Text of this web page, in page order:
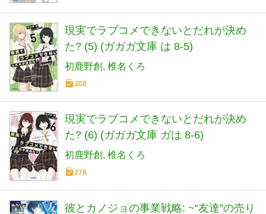
現実でラブコメできないとだれが決め
た? (5) (ガガガ文庫 は 8-5)
初鹿野創 椎名くろ
308
現実でラブコメできないとだれが決め
た? (6) (ガガガ文庫 ガは 8-6)
初鹿野創 椎名くろ
278
彼とカノジョの事業戦略: ~“友達”の売り